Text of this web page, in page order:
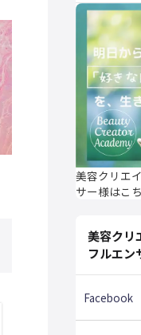
美容クリエ
サー様はこ
美容クリ
フルエン
Facebook